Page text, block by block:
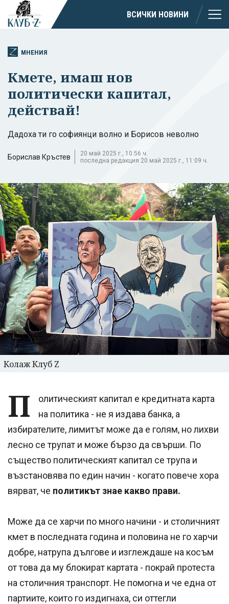
ВСИЧКИ НОВИНИ
МНЕНИЯ
Кмете, имаш нов
политически капитал,
действай!
Дадоха ти го софиянци волно и Борисов неволно
Борислав Кръстев
20 май 2025 г., 10:56 ч.
последна редакция 20 май 2025 г., 11:09 ч.
Колаж Клуб Z
П
олитическият капитал е кредитната карта
на политика - не я издава банка, а
избирателите, лимитът може да е голям, но лихви
лесно се трупат и може бързо да свърши. По
същество политическият капитал се трупа и
възстановява по един начин - когато повече хора
вярват, че политикът знае какво прави.
Може да се харчи по много начини - и столичният
кмет в последната година и половина не го харчи
добре, натрупа дългове и изглеждаше на косъм
от това да му блокират картата - покрай протеста
на столичния транспорт. Не помогна и че една от
партиите, които го издигнаха, си оттегли